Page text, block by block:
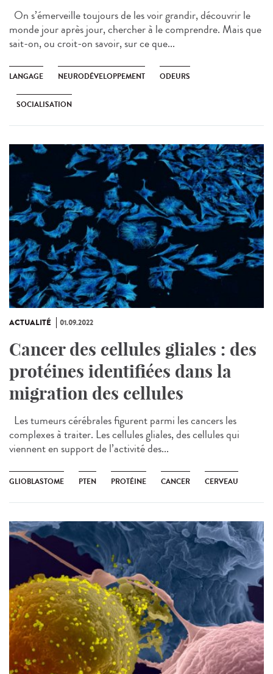
On s’émerveille toujours de les voir grandir, découvrir le
monde jour après jour, chercher à le comprendre. Mais que
sait-on, ou croit-on savoir, sur ce que...
LANGAGE NEURODÉVELOPPEMENT ODEURS
SOCIALISATION
ACTUALITÉ 01.09.2022
Cancer des cellules gliales : des
protéines identifiées dans la
migration des cellules
Les tumeurs cérébrales figurent parmi les cancers les
complexes à traiter. Les cellules gliales, des cellules qui
viennent en support de l’activité des...
GLIOBLASTOME PTEN PROTÉINE CANCER CERVEAU